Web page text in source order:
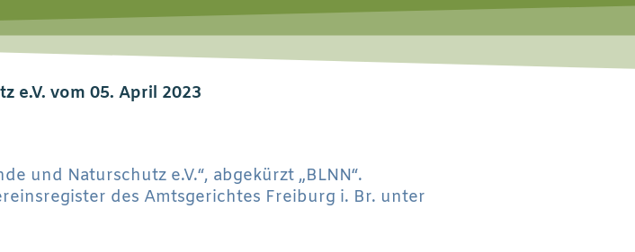
e.V. vom 05. April 2023
und Naturschutz e.V.“, abgekürzt „BLNN“.
des Amtsgerichtes Freiburg i. Br. unter